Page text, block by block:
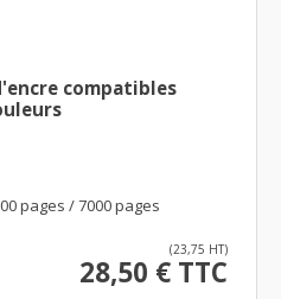
compatibles
pages / 7000 pages
(23,75 HT)
28,50 € TTC